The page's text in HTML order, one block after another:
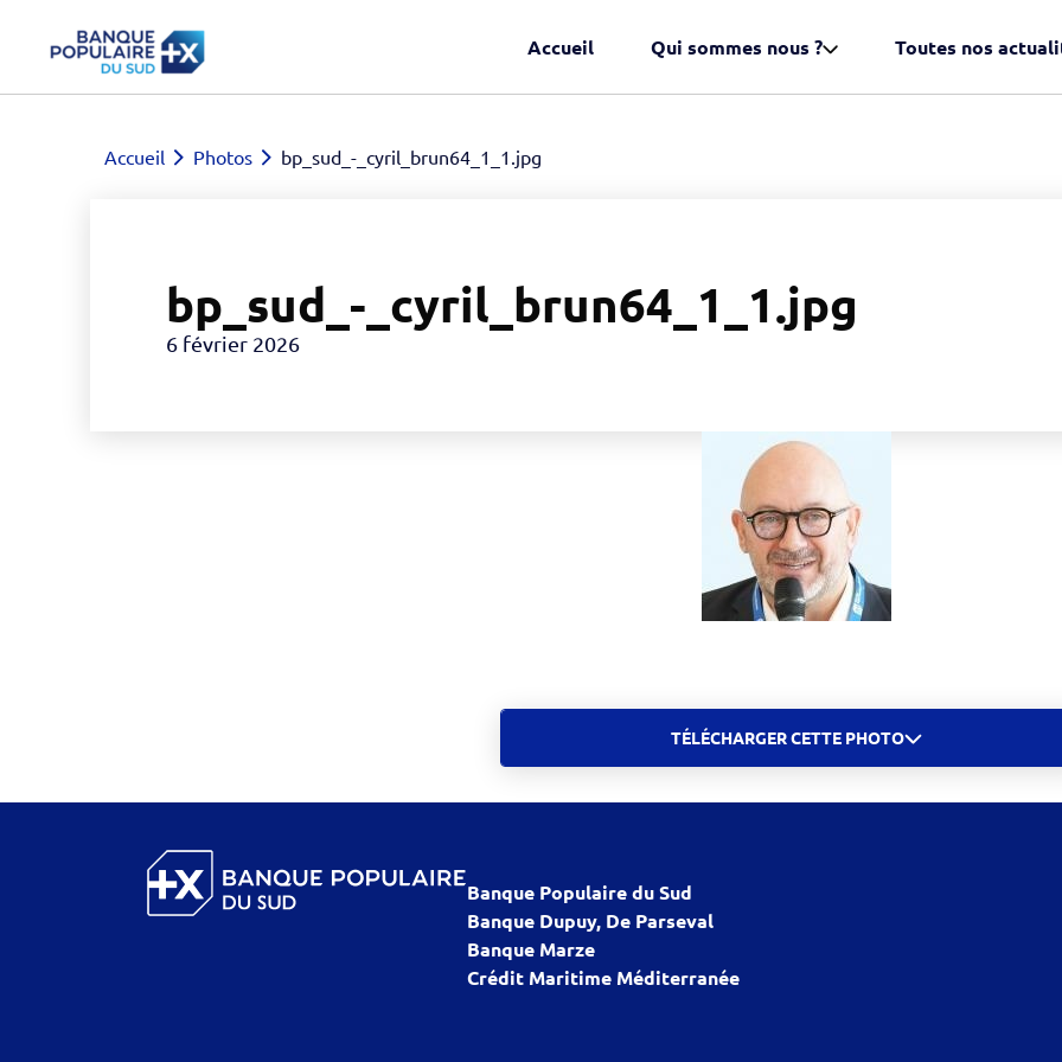
Accueil Qui sommes nous ? Toutes nos
Accueil Photos bp_sud_-_cyril_brun64_1_1.jpg
bp_sud_-_cyril_brun64_1_1.jpg
6 février 2026
TÉLÉCHARGER CETTE PHOTO
Banque Populaire du Sud
Banque Dupuy, De Parseval
Banque Marze
Crédit Maritime Méditerranée